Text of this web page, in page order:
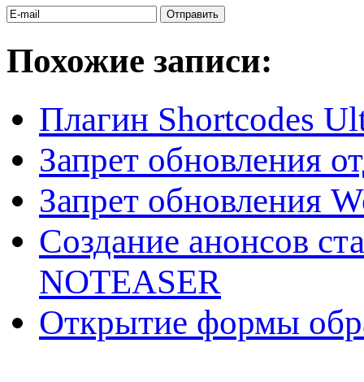
Похожие записи:
Плагин Shortcodes
Запрет обновления
Запрет обновления
Создание анонсов
NOTEASER
Открытие формы